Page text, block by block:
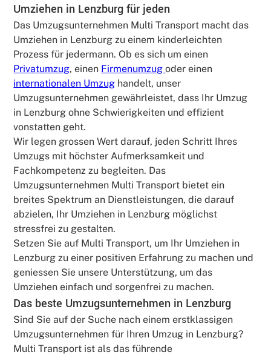
Umziehen in Lenzburg für jeden
Das Umzugsunternehmen Multi Transport macht das
Umziehen in Lenzburg zu einem kinderleichten
Prozess für jedermann. Ob es sich um einen
Privatumzug, einen Firmenumzugoder einen
internationalen Umzug handelt, unser
Umzugsunternehmen gewährleistet, dass Ihr Umzug
in Lenzburg ohne Schwierigkeiten und effizient
vonstatten geht.
Wir legen grossen Wert darauf, jeden Schritt Ihres
Umzugs mit höchster Aufmerksamkeit und
Fachkompetenz zu begleiten. Das
Umzugsunternehmen Multi Transport bietet ein
breites Spektrum an Dienstleistungen, die darauf
abzielen, Ihr Umziehen in Lenzburg möglichst
stressfrei zu gestalten.
Setzen Sie auf Multi Transport, um Ihr Umziehen in
Lenzburg zu einer positiven Erfahrung zu machen und
geniessen Sie unsere Unterstützung, um das
Umziehen einfach und sorgenfrei zu machen.
Das beste Umzugsunternehmen in Lenzburg
Sind Sie auf der Suche nach einem erstklassigen
Umzugsunternehmen für Ihren Umzug in Lenzburg?
Multi Transport ist als das führende